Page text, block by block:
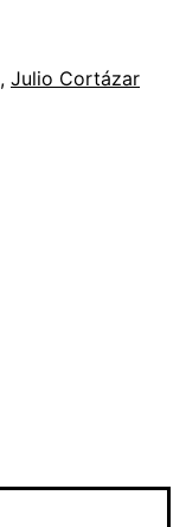
, Julio Cortázar